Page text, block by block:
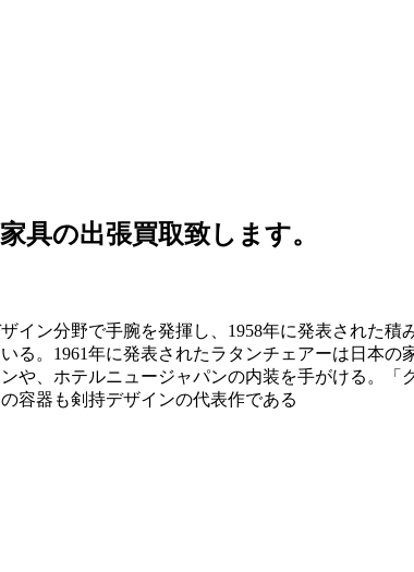
具の出張買取致します。
ン分野で手腕を発揮し、1958年に発表された
る。1961年に発表されたラタンチェアーは日本
や、ホテルニュージャパンの内装を手がける。
容器も剣持デザインの代表作である